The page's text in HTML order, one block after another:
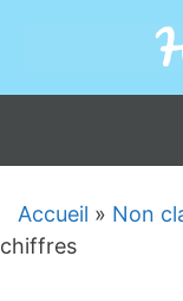
Accueil » Non
chiffres